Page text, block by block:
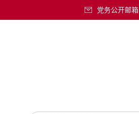
党务公开邮箱